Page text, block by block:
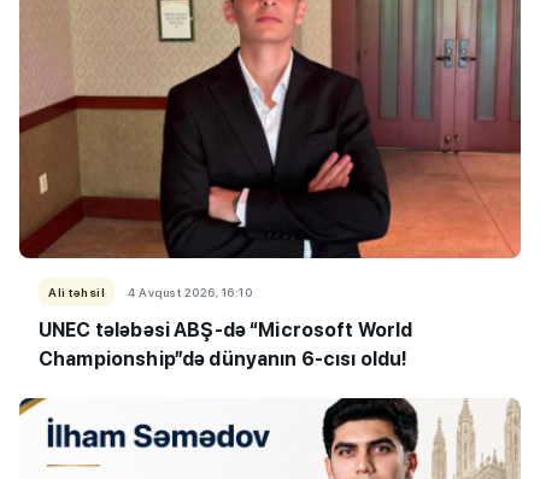
Ali təhsil 4 Avqust 2026, 16:10
UNEC tələbəsi ABŞ-də “Microsoft World
Championship”də dünyanın 6-cısı oldu!